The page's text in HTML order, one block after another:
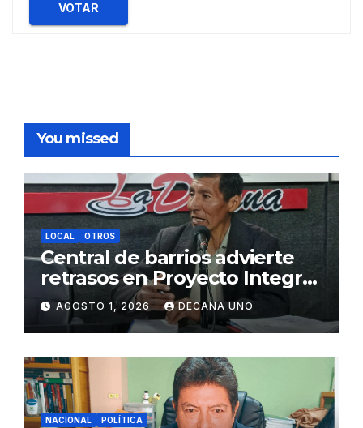
VOTAR
You missed
LOCAL OTROS
Central de barrios advierte
retrasos en Proyecto Integral
de Agua y Alcantarillado para
Juliaca
AGOSTO 1, 2026 DECANA UNO
NACIONAL POLÍTICA